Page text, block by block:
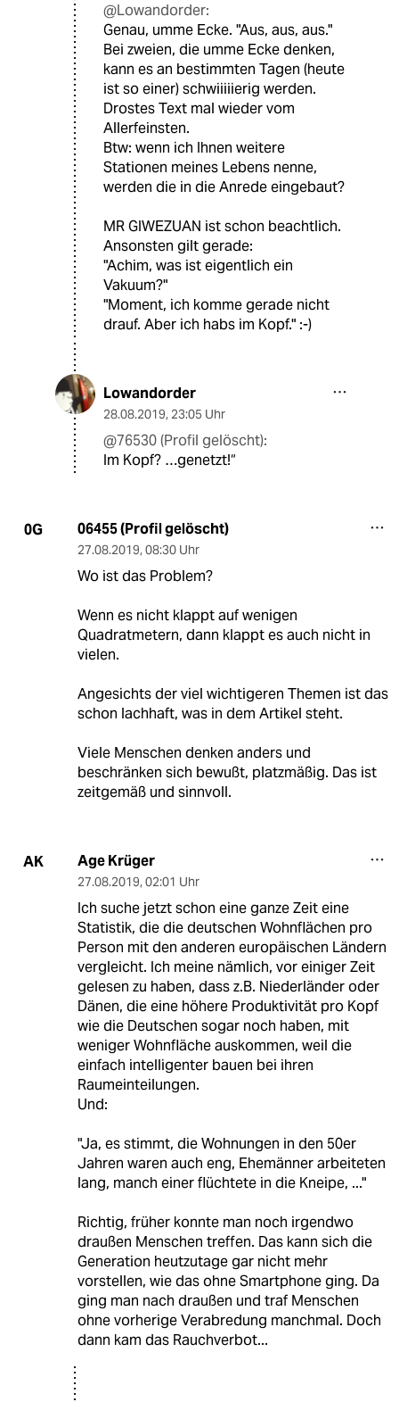
@Lowandorder:
Genau, umme Ecke. "Aus, aus, aus."
Bei zweien, die umme Ecke denken,
kann es an bestimmten Tagen (heute
ist so einer) schwiiiiierig werden.
Drostes Text mal wieder vom
Allerfeinsten.
Btw: wenn ich Ihnen weitere
Stationen meines Lebens nenne,
werden die in die Anrede eingebaut?
MR GIWEZUAN ist schon beachtlich.
Ansonsten gilt gerade:
"Achim, was ist eigentlich ein
Vakuum?"
"Moment, ich komme gerade nicht
drauf. Aber ich habs im Kopf." :-)
Lowandorder
28.08.2019, 23:05 Uhr
@76530 (Profil gelöscht):
Im Kopf? …genetzt!“
0G 06455 (Profil gelöscht)
27.08.2019, 08:30 Uhr
Wo ist das Problem?
Wenn es nicht klappt auf wenigen
Quadratmetern, dann klappt es auch nicht in
vielen.
Angesichts der viel wichtigeren Themen ist das
schon lachhaft, was in dem Artikel steht.
Viele Menschen denken anders und
beschränken sich bewußt, platzmäßig. Das ist
zeitgemäß und sinnvoll.
AK Age Krüger
27.08.2019, 02:01 Uhr
Ich suche jetzt schon eine ganze Zeit eine
Statistik, die die deutschen Wohnflächen pro
Person mit den anderen europäischen Ländern
vergleicht. Ich meine nämlich, vor einiger Zeit
gelesen zu haben, dass z.B. Niederländer oder
Dänen, die eine höhere Produktivität pro Kopf
wie die Deutschen sogar noch haben, mit
weniger Wohnfläche auskommen, weil die
einfach intelligenter bauen bei ihren
Raumeinteilungen.
Und:
"Ja, es stimmt, die Wohnungen in den 50er
Jahren waren auch eng, Ehemänner arbeiteten
lang, manch einer flüchtete in die Kneipe, ..."
Richtig, früher konnte man noch irgendwo
draußen Menschen treffen. Das kann sich die
Generation heutzutage gar nicht mehr
vorstellen, wie das ohne Smartphone ging. Da
ging man nach draußen und traf Menschen
ohne vorherige Verabredung manchmal. Doch
dann kam das Rauchverbot...